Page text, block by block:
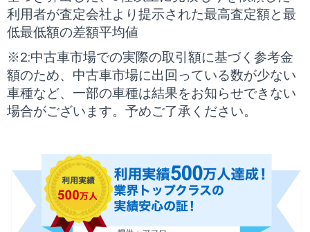
利用者が査定会社より提示された最高査定額と最
低最低額の差額平均値
※2:中古車市場での実際の取引額に基づく参考金
額のため、中古車市場に出回っている数が少ない
車種など、一部の車種は結果をお知らせできない
場合がございます。予めご了承ください。